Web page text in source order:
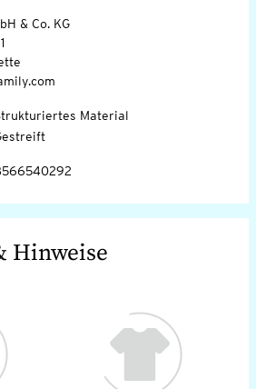
& Co. KG
Material
Hinweise